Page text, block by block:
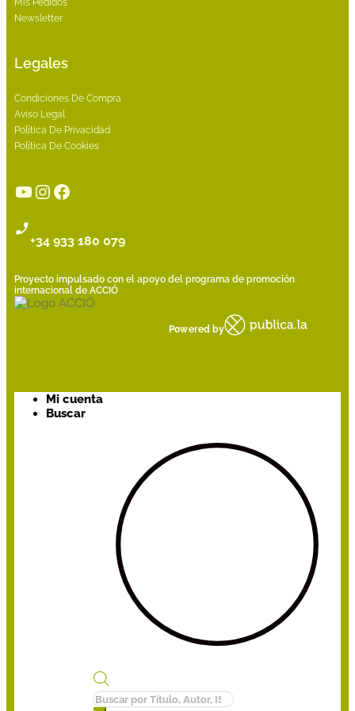
Newsletter
Legales
Condiciones De Compra
Aviso Legal
Política De Privacidad
Política De Cookies
YouTube
Instagram
Facebook
+34 933 180 079
Proyecto impulsado con el apoyo del programa de promoción
internacional de ACCIÓ
Powered by
Mi cuenta
Buscar
Búsqueda